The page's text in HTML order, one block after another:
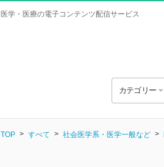
医学・医療の電子コンテンツ配信サービス
カテゴリー
TOP すべて 社会医学系・医学一般など